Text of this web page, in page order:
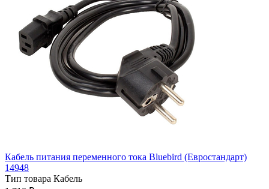
Кабель питания переменного тока Bluebird (Евростандарт)
14948
Тип товара Кабель